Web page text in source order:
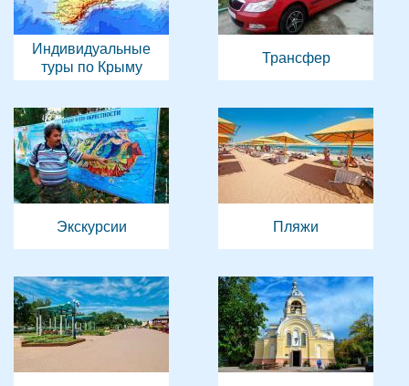
Индивидуальные
туры по Крыму
Трансфер
Экскурсии Пляжи